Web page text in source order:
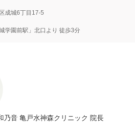
成城6丁目17-5
学園前駅」北口より 徒歩3分
乃音 亀戸水神森クリニック 院長